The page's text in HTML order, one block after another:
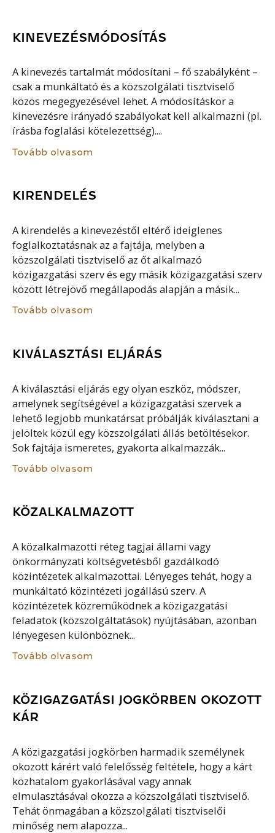
KINEVEZÉSMÓDOSÍTÁS
A kinevezés tartalmát módosítani – fő szabályként –
csak a munkáltató és a közszolgálati tisztviselő
közös megegyezésével lehet. A módosításkor a
kinevezésre irányadó szabályokat kell alkalmazni (pl.
írásba foglalási kötelezettség)....
Tovább olvasom
KIRENDELÉS
A kirendelés a kinevezéstől eltérő ideiglenes
foglalkoztatásnak az a fajtája, melyben a
közszolgálati tisztviselő az őt alkalmazó
közigazgatási szerv és egy másik közigazgatási szerv
között létrejövő megállapodás alapján a másik...
Tovább olvasom
KIVÁLASZTÁSI ELJÁRÁS
A kiválasztási eljárás egy olyan eszköz, módszer,
amelynek segítségével a közigazgatási szervek a
lehető legjobb munkatársat próbálják kiválasztani a
jelöltek közül egy közszolgálati állás betöltésekor.
Sok fajtája ismeretes, gyakorta alkalmazzák...
Tovább olvasom
KÖZALKALMAZOTT
A közalkalmazotti réteg tagjai állami vagy
önkormányzati költségvetésből gazdálkodó
közintézetek alkalmazottai. Lényeges tehát, hogy a
munkáltató közintézeti jogállású szerv. A
közintézetek közreműködnek a közigazgatási
feladatok (közszolgáltatások) nyújtásában, azonban
lényegesen különböznek...
Tovább olvasom
KÖZIGAZGATÁSI JOGKÖRBEN OKOZOTT
KÁR
A közigazgatási jogkörben harmadik személynek
okozott kárért való felelősség feltétele, hogy a kárt
közhatalom gyakorlásával vagy annak
elmulasztásával okozza a közszolgálati tisztviselő.
Tehát önmagában a közszolgálati tisztviselői
minőség nem alapozza...